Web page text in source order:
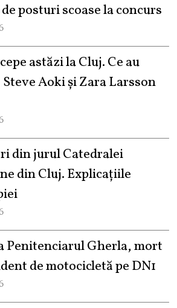
posturi scoase la concurs
astăzi la Cluj. Ce au
Aoki și Zara Larsson
din jurul Catedralei
din Cluj. Explicațiile
Penitenciarul Gherla, mort
de motocicletă pe DN1